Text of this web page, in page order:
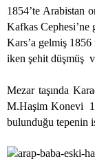
1854’te Arabistan
Kafkas Cephesi’ne
Kars’a gelmiş
iken şehit düşmüş
Mezar taşında
M.Haşim Konevi
bulunduğu tepenin